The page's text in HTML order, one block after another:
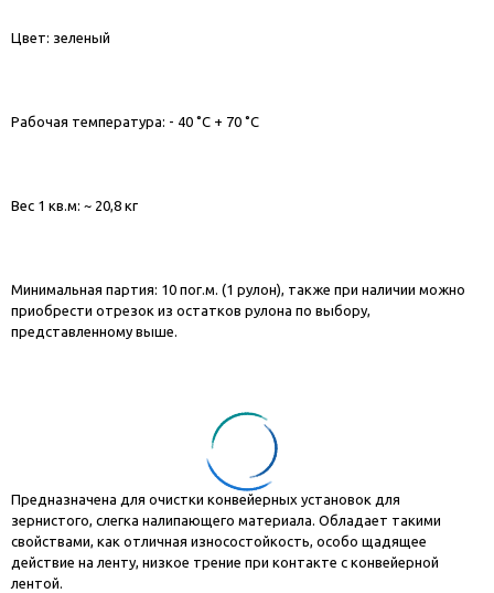
Цвет: зеленый
Рабочая температура: - 40 ˚С + 70 ˚С
Вес 1 кв.м: ~ 20,8 кг
Минимальная партия: 10 пог.м. (1 рулон), также при наличии можно
приобрести отрезок из остатков рулона по выбору,
представленному выше.
Предназначена для очистки конвейерных установок для
зернистого, слегка налипающего материала. Обладает такими
свойствами, как отличная износостойкость, особо щадящее
действие на ленту, низкое трение при контакте с конвейерной
лентой.